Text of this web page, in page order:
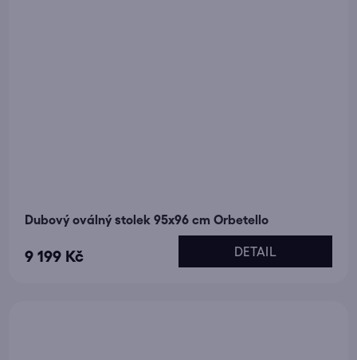
Dubový oválný stolek 95x96 cm Orbetello
9 199 Kč DETAIL